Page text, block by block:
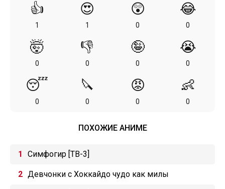
👍
1
😍
1
😲
0
😂
0
🤯
0
👎
0
🤪
0
😭
0
😴
0
🔪
0
😡
0
👶
0
ПОХОЖИЕ АНИМЕ
Симфогир [ТВ-3]
Девчонки с Хоккайдо чудо как милы